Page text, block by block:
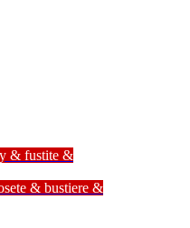
& fustite &
& bustiere &